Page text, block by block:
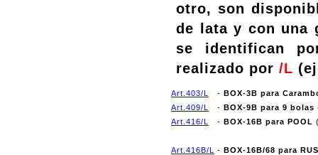
otro, son
de lata y con una
se identifican
realizado por /L
Art.403/L - BOX-3B para
Art.409/L
- BOX-9B para 9 bolas
Art.416/L
- BOX-16B para POOL
Art.416B/L - BOX-16B/68 para